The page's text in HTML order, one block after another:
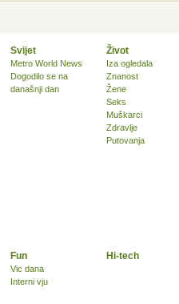
Svijet
Metro World News
Dogodilo se na
današnji dan
Život
Iza ogledala
Znanost
Žene
Seks
Muškarci
Zdravlje
Putovanja
Fun
Vic dana
Interni vju
Hi-tech